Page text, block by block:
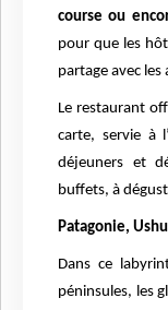
course ou
pour que les
partage avec les
Le restaurant
carte, servie à
déjeuners et
buffets, à
Patagonie,
Dans ce
péninsules, les